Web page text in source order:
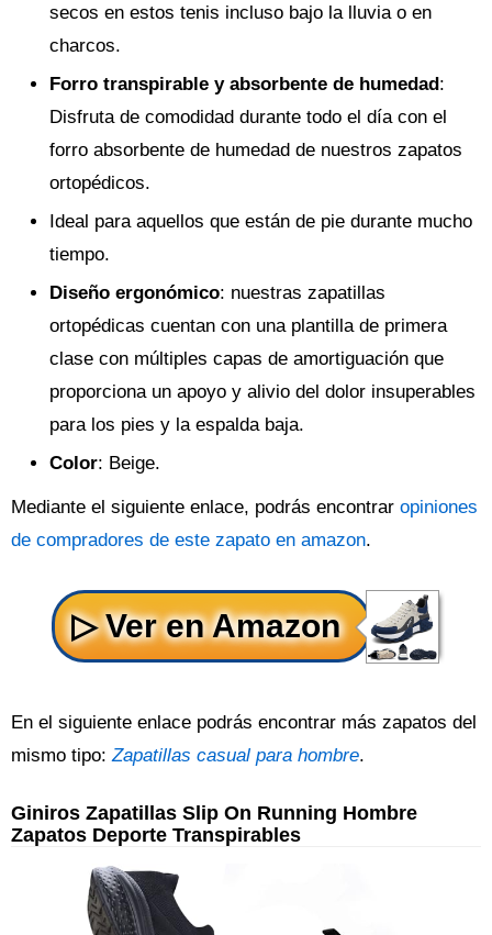
secos en estos tenis incluso bajo la lluvia o en
charcos.
Forro transpirable y absorbente de humedad:
Disfruta de comodidad durante todo el día con el
forro absorbente de humedad de nuestros zapatos
ortopédicos.
Ideal para aquellos que están de pie durante mucho
tiempo.
Diseño ergonómico: nuestras zapatillas
ortopédicas cuentan con una plantilla de primera
clase con múltiples capas de amortiguación que
proporciona un apoyo y alivio del dolor insuperables
para los pies y la espalda baja.
Color: Beige.
Mediante el siguiente enlace, podrás encontrar opiniones
de compradores de este zapato en amazon.
En el siguiente enlace podrás encontrar más zapatos del
mismo tipo:Zapatillas casual para hombre.
Giniros Zapatillas Slip On Running Hombre
Zapatos Deporte Transpirables